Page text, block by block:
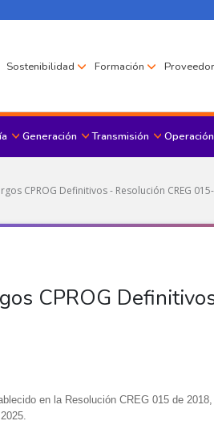
Sostenibilidad Formación
Generación Transmisión Operación
a la navegación
CPROG Definitivos - Resolución CREG
CPROG
en la Resolución CREG 015 de